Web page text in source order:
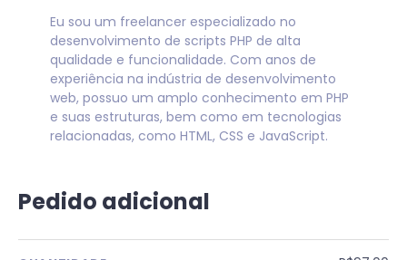
Eu sou um freelancer especializado no
desenvolvimento de scripts PHP de alta
qualidade e funcionalidade. Com anos de
experiência na indústria de desenvolvimento
web, possuo um amplo conhecimento em PHP
e suas estruturas, bem como em tecnologias
relacionadas, como HTML, CSS e JavaScript.
Pedido adicional